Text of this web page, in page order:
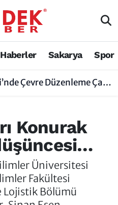
Sakarya Spor
Düzenleme Çalışmaları Sürüyor
Konurak
Üniversitesi
Fakültesi
Lojistik Bölümü
Servisi
Haritası